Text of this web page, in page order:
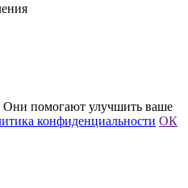
помогают улучшить ваше
конфиденциальности ОК